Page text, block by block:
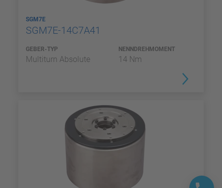
SGM7E
SGM7E-14C7A41
GEBER-TYP
Multiturn Absolute
NENNDREHMOMENT
14 Nm